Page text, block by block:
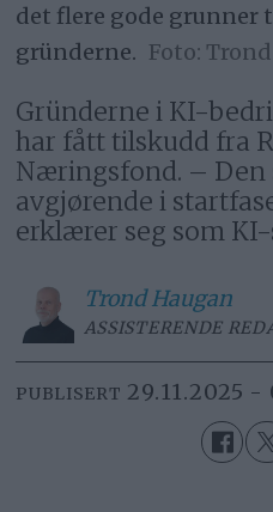
det flere gode grunner
gründerne.
Gründerne i KI-
har fått tilskudd fra
Næringsfond. – Den
avgjørende i
erklærer seg som
Trond Haugan
ASSISTERENDE
PUBLISERT 29.11.2025